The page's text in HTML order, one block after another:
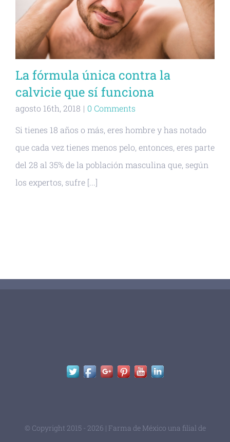
La fórmula única contra la
calvicie que sí funciona
agosto 16th, 2018 | 0 Comments
Si tienes 18 años o más, eres hombre y has notado
que cada vez tienes menos pelo, entonces, eres parte
del 28 al 35% de la población masculina que, según
los expertos, sufre [...]
© Copyright 2015 - 2026 | Farma de México una filial de